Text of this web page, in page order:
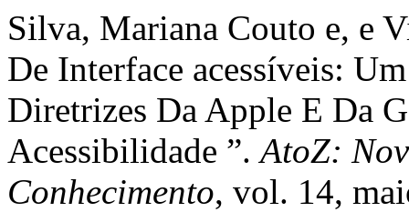
Silva, Mariana Couto e, e
De Interface acessíveis:
Diretrizes Da Apple E Da
Acessibilidade ”.AtoZ:
Conhecimento, vol. 14,